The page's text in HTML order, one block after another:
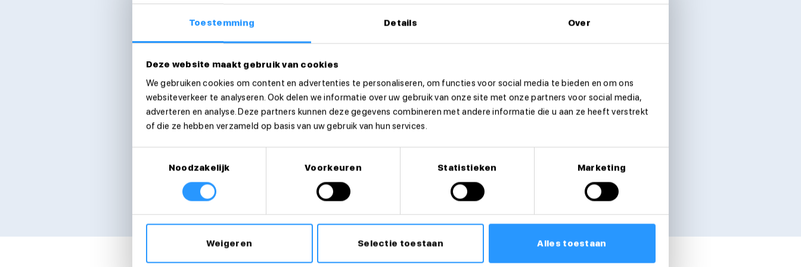
Toestemming Details Over
Deze website maakt gebruik van cookies
We gebruiken cookies om content en advertenties te personaliseren, om functies voor social media te bieden en om ons
websiteverkeer te analyseren. Ook delen we informatie over uw gebruik van onze site met onze partners voor social media,
adverteren en analyse. Deze partners kunnen deze gegevens combineren met andere informatie die u aan ze heeft verstrekt
of die ze hebben verzameld op basis van uw gebruik van hun services.
Noodzakelijk
Voorkeuren Statistieken Marketing
Weigeren Selectie toestaan Alles toestaan
Telefoonnummer
Ik ga akkoord met deprivacyvoorwaarden
We nemen zo snel mogelijk contact met je op